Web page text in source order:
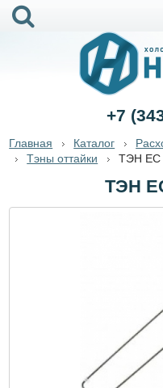
+7
Главная Каталог
Тэны оттайки
ТЭН ЕС
ТЭН